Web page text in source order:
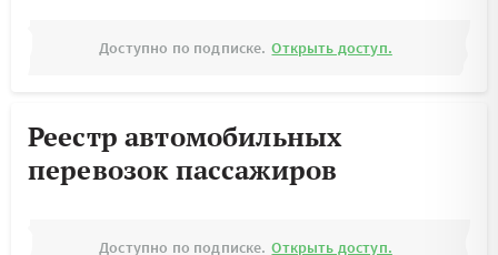
Доступно по подписке. Открыть доступ.
Реестр автомобильных
перевозок пассажиров
Доступно по подписке. Открыть доступ.